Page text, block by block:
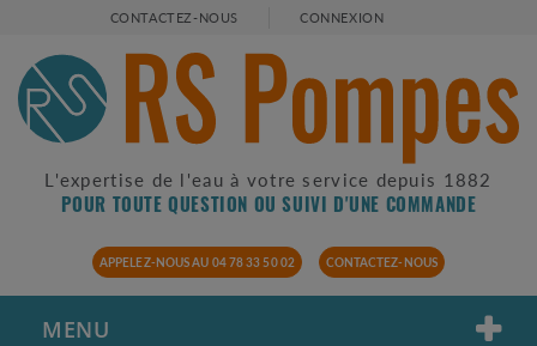
CONTACTEZ-NOUS CONNEXION
L'expertise de l'eau à votre service depuis 1882
POUR TOUTE QUESTION OU SUIVI D'UNE COMMANDE
APPELEZ-NOUS AU 04 78 33 50 02 CONTACTEZ-NOUS
MENU